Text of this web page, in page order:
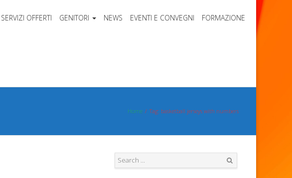
SERVIZI OFFERTI GENITORI NEWS EVENTI E CONVEGNI FORMAZIONE
Home Tag: basketball jerseys with numbers